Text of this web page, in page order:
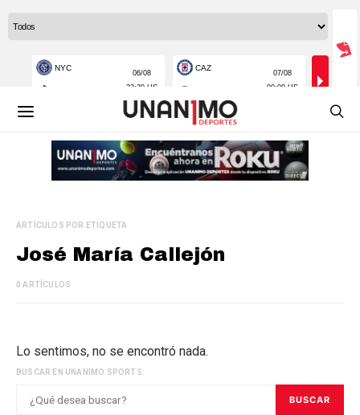
ARTÍCULOS POR ETIQUETA
José María Callejón
0 ARTÍCULOS
Lo sentimos, no se encontró nada.
BUSCAR EN UNANIMO SPORTS:
BUSCAR